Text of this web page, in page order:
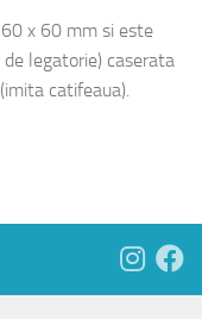
x 60 mm si este
legatorie) caserata
catifeaua).